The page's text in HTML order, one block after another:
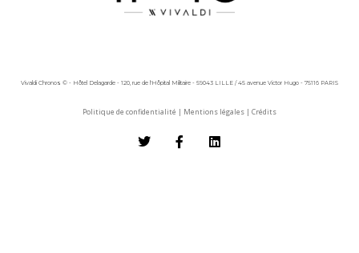
Vivaldi Chronos © - Hôtel Delagarde - 120, rue de l'Hôpital Militaire - 59043 LILLE / 45 avenue Victor Hugo - 75116 PARIS
Politique de confidentialité | Mentions légales | Crédits